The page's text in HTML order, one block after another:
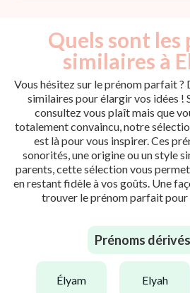
Quels sont les
similaires à
Vous hésitez sur le prénom parfait ?
similaires pour élargir vos idées !
consultez vous plaît mais que
totalement convaincu, notre
est là pour vous inspirer. Ces
sonorités, une origine ou un style
parents, cette sélection vous
en restant fidèle à vos goûts. Une
trouver le prénom parfait
Prénoms
élyam elyah